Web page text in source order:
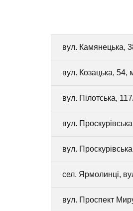
вул. Камянецька,
вул. Козацька, 54,
вул. Пілотська,
вул.
вул.
сел. Ярмолинці,
вул. Проспект